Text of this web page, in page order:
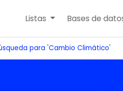
Listas Bases de
para 'Cambio Climático'